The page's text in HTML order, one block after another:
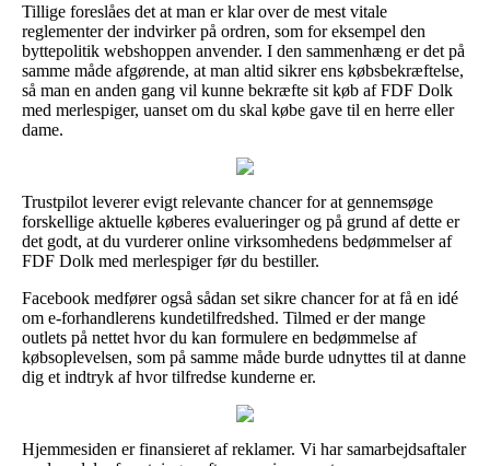
Tillige foreslåes det at man er klar over de mest vitale
reglementer der indvirker på ordren, som for eksempel den
byttepolitik webshoppen anvender. I den sammenhæng er det på
samme måde afgørende, at man altid sikrer ens købsbekræftelse,
så man en anden gang vil kunne bekræfte sit køb af FDF Dolk
med merlespiger, uanset om du skal købe gave til en herre eller
dame.
Trustpilot leverer evigt relevante chancer for at gennemsøge
forskellige aktuelle køberes evalueringer og på grund af dette er
det godt, at du vurderer online virksomhedens bedømmelser af
FDF Dolk med merlespiger før du bestiller.
Facebook medfører også sådan set sikre chancer for at få en idé
om e-forhandlerens kundetilfredshed. Tilmed er der mange
outlets på nettet hvor du kan formulere en bedømmelse af
købsoplevelsen, som på samme måde burde udnyttes til at danne
dig et indtryk af hvor tilfredse kunderne er.
Hjemmesiden er finansieret af reklamer. Vi har samarbejdsaftaler